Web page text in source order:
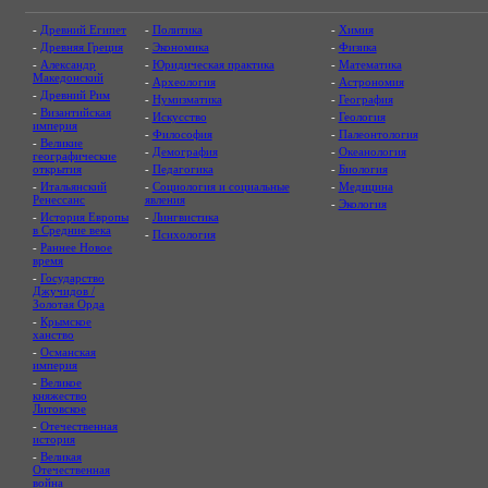
- Древний Египет
- Древняя Греция
- Александр
Македонский
- Древний Рим
- Византийская
империя
- Великие
географические
открытия
- Итальянский
Ренессанс
- История Европы
в Средние века
- Раннее Новое
время
- Государство
Джучидов /
Золотая Орда
- Крымское
ханство
- Османская
империя
- Великое
княжество
Литовское
- Отечественная
история
- Великая
Отечественная
война
- Политика
- Экономика
- Юридическая практика
- Археология
- Нумизматика
- Искусство
- Философия
- Демография
- Педагогика
- Социология и социальные
явления
- Лингвистика
- Психология
- Химия
- Физика
- Математика
- Астрономия
- География
- Геология
- Палеонтология
- Океанология
- Биология
- Медицина
- Экология